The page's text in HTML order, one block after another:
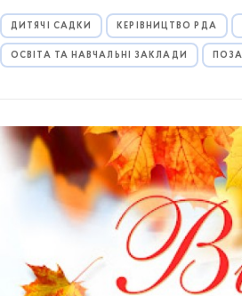
ДИТЯЧІ САДКИ КЕРІВНИЦТВО РДА
ОСВІТА ТА НАВЧАЛЬНІ ЗАКЛАДИ